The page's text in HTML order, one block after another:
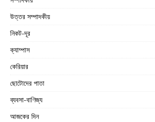
উত্তর সম্পাদকীয়
নিকট-দূর
ক্যাম্পাস
কেরিয়ার
ছোটোদের পাতা
ব্যবসা-বাণিজ্য
আজকের দিন